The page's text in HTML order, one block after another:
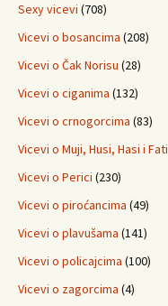
Sexy vicevi (708)
Vicevi o bosancima (208)
Vicevi o Čak Norisu (28)
Vicevi o ciganima (132)
Vicevi o crnogorcima (83)
Vicevi o Muji, Husi, Hasi i Fati
Vicevi o Perici (230)
Vicevi o piroćancima (49)
Vicevi o plavušama (141)
Vicevi o policajcima (100)
Vicevi o zagorcima (4)